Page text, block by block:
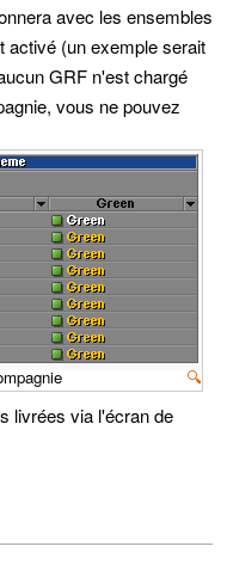
avec les ensembles
activé (un exemple serait
GRF n'est chargé
vous ne pouvez
🔍
livrées via l'écran de